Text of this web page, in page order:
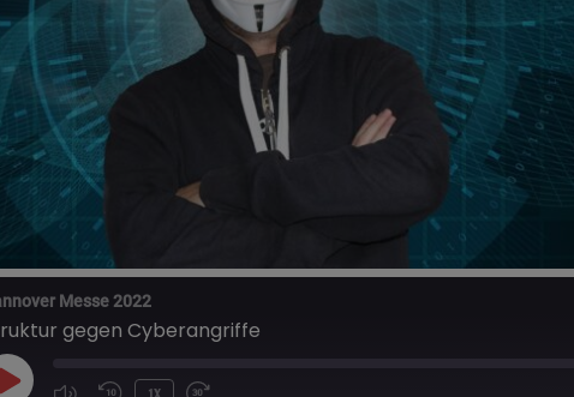
Messe 2022
gegen Cyberangriffe